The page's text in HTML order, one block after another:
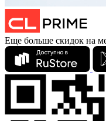
Еще больше скидок на